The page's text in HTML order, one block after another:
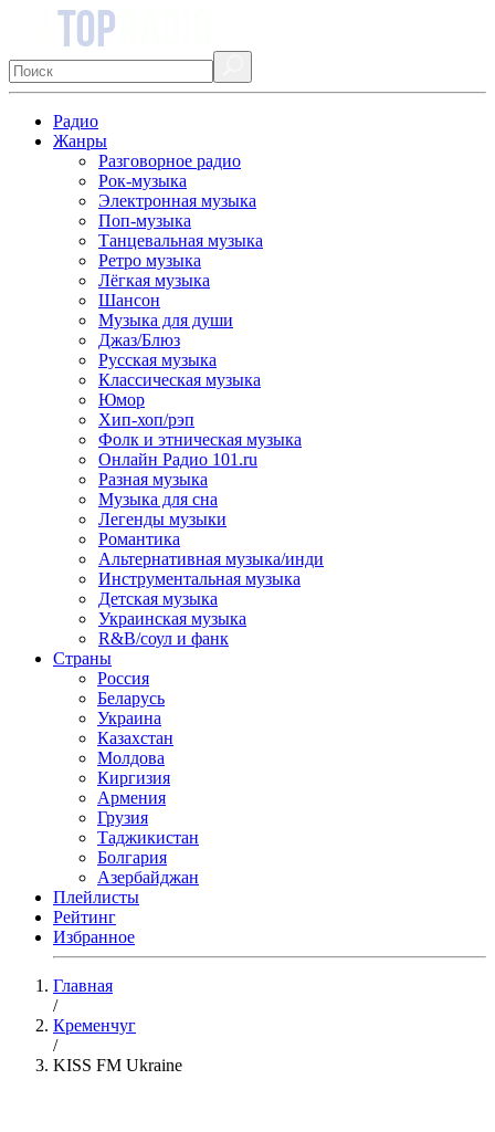
Радио
Жанры
Разговорное радио
Рок-музыка
Электронная музыка
Поп-музыка
Танцевальная музыка
Ретро музыка
Лёгкая музыка
Шансон
Музыка для души
Джаз/Блюз
Русская музыка
Классическая музыка
Юмор
Хип-хоп/рэп
Фолк и этническая музыка
Онлайн Радио 101.ru
Разная музыка
Музыка для сна
Легенды музыки
Романтика
Альтернативная музыка/инди
Инструментальная музыка
Детская музыка
Украинская музыка
R&B/cоул и фанк
Страны
Россия
Беларусь
Украина
Казахстан
Молдова
Киргизия
Армения
Грузия
Таджикистан
Болгария
Азербайджан
Плейлисты
Рейтинг
Избранное
Главная
/
Кременчуг
/
KISS FM Ukraine